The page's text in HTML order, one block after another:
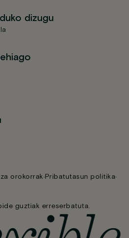
dizugu
orokorrak Pribatutasun politika
guztiak erreserbatuta.